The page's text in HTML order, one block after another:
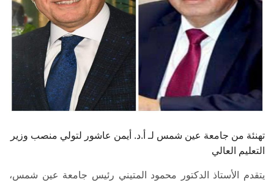
الدراسات العليا
الموظفون
الزائـرون
تهنئة من جامعة عين شمس لـ أ.د. أيمن عاشور لتولي منصب وزير
التعليم العالي
يتقدم الأستاذ الدكتور محمود المتيني رئيس جامعة عين شمس،